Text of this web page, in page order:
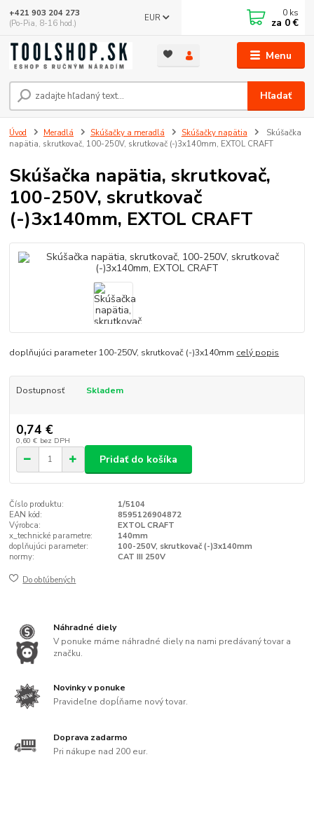
Menu
EUR
Hľadať
+421 903 204 273
(Po-Pia, 8-16 hod.)
0 ks
za 0 €
Úvod Meradlá Skúšačky a meradlá Skúšačky napätia
Skúšačka
napätia, skrutkovač, 100-250V, skrutkovač (-)3x140mm, EXTOL CRAFT
Skúšačka napätia, skrutkovač,
100-250V, skrutkovač
(-)3x140mm, EXTOL CRAFT
doplňujúci parameter 100-250V, skrutkovač (-)3x140mm celý popis
Dostupnosť Skladem
0,74 €
0,60 € bez DPH
Pridať do košíka
Číslo produktu:
1/5104
EAN kód:
8595126904872
Výrobca:
EXTOL CRAFT
x_technické parametre:
140mm
doplňujúci parameter:
100-250V, skrutkovač (-)3x140mm
normy:
CAT III 250V
Do obľúbených
Náhradné diely
V ponuke máme náhradné diely na nami predávaný tovar a
značku.
Novinky v ponuke
Pravideľne dopĺňame nový tovar.
Doprava zadarmo
Pri nákupe nad 200 eur.